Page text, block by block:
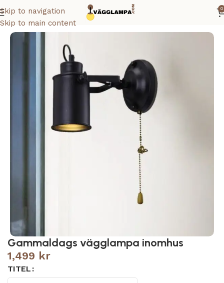
Skip to navigation
Skip to main content
0
Hem Vägglampa inomhus
Gammaldags vägglampa inomhus
1,499 kr
TITEL